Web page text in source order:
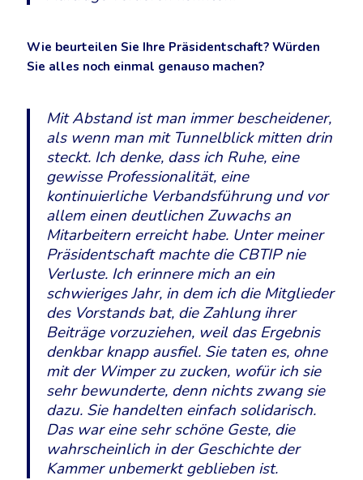
Wie beurteilen Sie Ihre Präsidentschaft? Würden
Sie alles noch einmal genauso machen?
Mit Abstand ist man immer bescheidener,
als wenn man mit Tunnelblick mitten drin
steckt. Ich denke, dass ich Ruhe, eine
gewisse Professionalität, eine
kontinuierliche Verbandsführung und vor
allem einen deutlichen Zuwachs an
Mitarbeitern erreicht habe. Unter meiner
Präsidentschaft machte die CBTIP nie
Verluste. Ich erinnere mich an ein
schwieriges Jahr, in dem ich die Mitglieder
des Vorstands bat, die Zahlung ihrer
Beiträge vorzuziehen, weil das Ergebnis
denkbar knapp ausfiel. Sie taten es, ohne
mit der Wimper zu zucken, wofür ich sie
sehr bewunderte, denn nichts zwang sie
dazu. Sie handelten einfach solidarisch.
Das war eine sehr schöne Geste, die
wahrscheinlich in der Geschichte der
Kammer unbemerkt geblieben ist.